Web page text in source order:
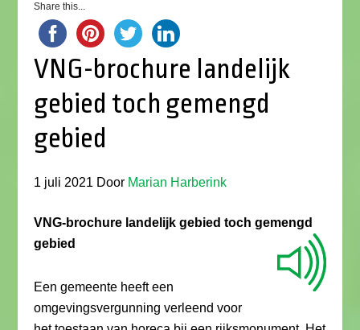
Share this...
VNG-brochure landelijk
gebied toch gemengd
gebied
1 juli 2021 Door Marian Harberink
VNG-brochure landelijk gebied toch gemengd
gebied
Een gemeente heeft een
omgevingsvergunning verleend voor